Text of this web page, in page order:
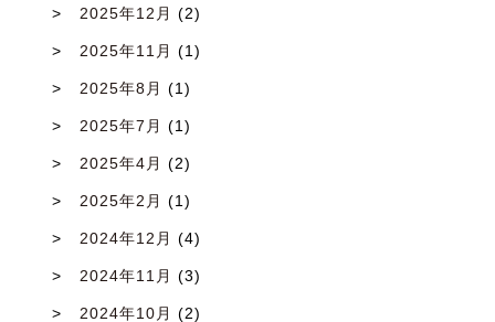
2025年12月 (2)
2025年11月 (1)
2025年8月 (1)
2025年7月 (1)
2025年4月 (2)
2025年2月 (1)
2024年12月 (4)
2024年11月 (3)
2024年10月 (2)